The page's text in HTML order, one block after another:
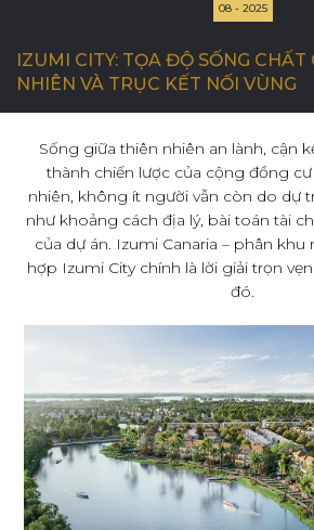
IN TỨ
CƠ HỘI NGHỀ N
L IÊN HỆ
08 - 2025
IZUMI CITY: TỌA ĐỘ SỐNG CHẤT
NHIÊN VÀ TRỤC KẾT NỐI VÙNG
Sống giữa thiên nhiên an lành, cận
thành chiến lược của cộng đồng cư
nhiên, không ít người vẫn còn do dự
như khoảng cách địa lý, bài toán tài
của dự án. Izumi Canaria – phân
hợp Izumi City chính là lời giải trọn
đó.